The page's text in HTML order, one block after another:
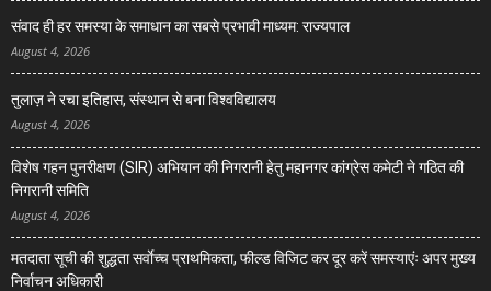
संवाद ही हर समस्या के समाधान का सबसे प्रभावी माध्यम: राज्यपाल
August 4, 2026
तुलाज़ ने रचा इतिहास, संस्थान से बना विश्वविद्यालय
August 4, 2026
विशेष गहन पुनरीक्षण (SIR) अभियान की निगरानी हेतु महानगर कांग्रेस कमेटी ने गठित की
निगरानी समिति
August 4, 2026
मतदाता सूची की शुद्धता सर्वाेच्च प्राथमिकता, फील्ड विजिट कर दूर करें समस्याएंः अपर मुख्य
निर्वाचन अधिकारी